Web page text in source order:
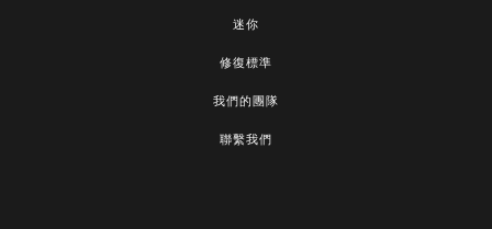
迷你
修復標準
我們的團隊
聯繫我們